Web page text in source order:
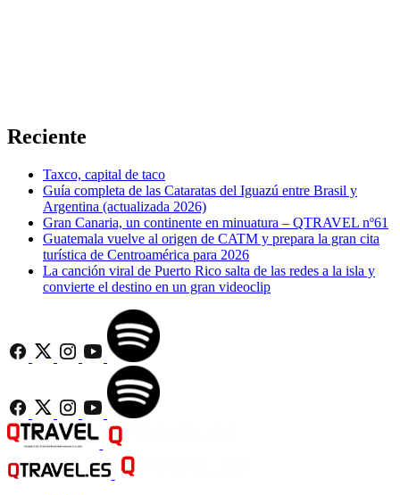
Reciente
Taxco, capital de taco
Guía completa de las Cataratas del Iguazú entre Brasil y
Argentina (actualizada 2026)
Gran Canaria, un continente en minuatura – QTRAVEL nº61
Guatemala vuelve al origen de CATM y prepara la gran cita
turística de Centroamérica para 2026
La canción viral de Puerto Rico salta de las redes a la isla y
convierte el destino en un gran videoclip